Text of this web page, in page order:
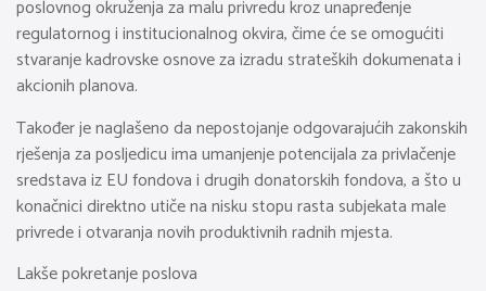
poslovnog okruženja za malu privredu kroz unapređenje
regulatornog i institucionalnog okvira, čime će se omogućiti
stvaranje kadrovske osnove za izradu strateških dokumenata i
akcionih planova.
Također je naglašeno da nepostojanje odgovarajućih zakonskih
rješenja za posljedicu ima umanjenje potencijala za privlačenje
sredstava iz EU fondova i drugih donatorskih fondova, a što u
konačnici direktno utiče na nisku stopu rasta subjekata male
privrede i otvaranja novih produktivnih radnih mjesta.
Lakše pokretanje poslova